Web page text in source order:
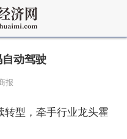
动驾驶
报
转型，牵手行业龙头霍